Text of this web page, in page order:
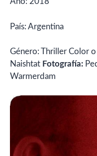
País: Argentina
Género: Thriller Color
Naishtat Fotografía:
Warmerdam